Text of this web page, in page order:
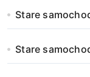
Stare
Stare